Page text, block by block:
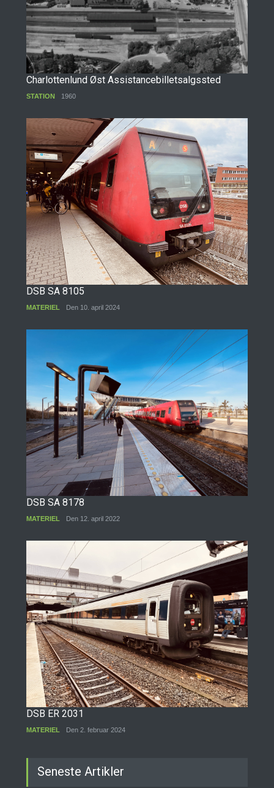
Charlottenlund Øst Assistancebilletsalgssted
STATION 1960
DSB SA 8105
MATERIEL Den 10. april 2024
DSB SA 8178
MATERIEL Den 12. april 2022
DSB ER 2031
MATERIEL Den 2. februar 2024
Seneste Artikler